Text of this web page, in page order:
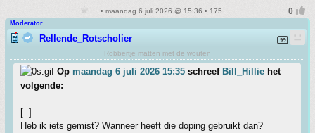
• maandag 6 juli 2026 @ 15:36 • 175
Moderator
Rellende_Rotscholier
Robbertje matten met de wouten
Op maandag 6 juli 2026 15:35 schreef Bill_Hillie het
volgende:
[..]
Heb ik iets gemist? Wanneer heeft die doping gebruikt dan?